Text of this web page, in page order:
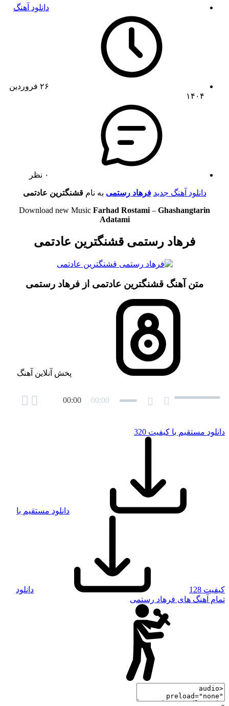
دانلود آهنگ
۲۶ فروردین
۱۴۰۴
دانلود آهنگ جدید فرهاد رستمی به نامقشنگترین عادتمی
Download new Music Farhad Rostami – Ghashangtarin
Adatami
فرهاد رستمی قشنگترین عادتمی
متن آهنگ قشنگترین عادتمی از فرهاد رستمی
پخش آنلاین آهنگ
00:00 00:00
دانلود مستقیم با کیفیت 320
دانلود مستقیم با
کیفیت 128
دانلود
تمام آهنگ های فرهاد رستمی